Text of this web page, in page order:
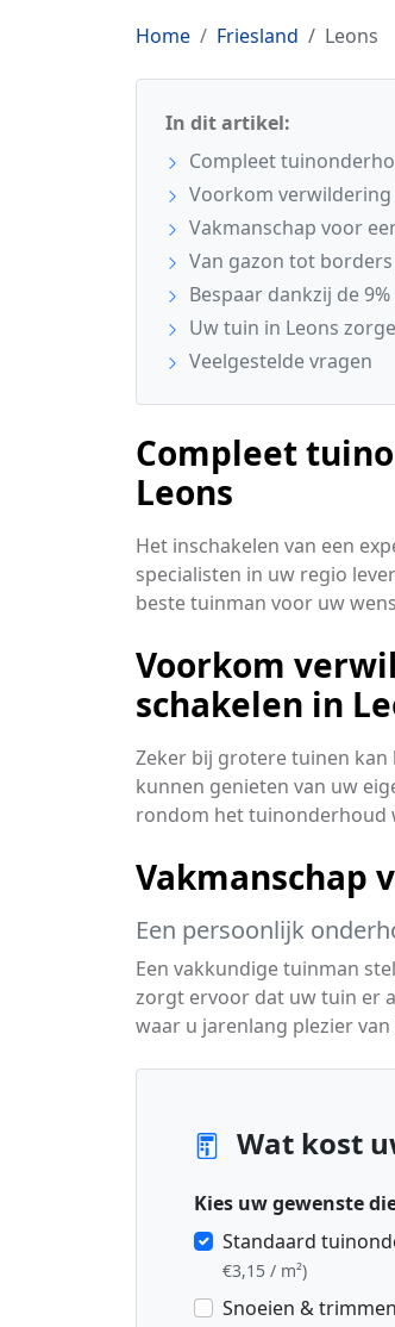
Home Friesland Leons
In dit artikel:
Compleet
Voorkom
Vakmanschap voor
Van gazon tot
Bespaar dankzij de
Uw tuin in Leons
Veelgestelde vragen
Compleet
Leons
Het inschakelen van een
specialisten in uw regio
beste tuinman voor uw
Voorkom
schakelen in
Zeker bij grotere tuinen
kunnen genieten van uw
rondom het tuinonderhoud
Vakmanschap
Een persoonlijk
Een vakkundige tuinman
zorgt ervoor dat uw tuin er
waar u jarenlang plezier
Wat kost
Kies uw gewenste
Standaard
€3,15 / m²)
Snoeien & trimmen